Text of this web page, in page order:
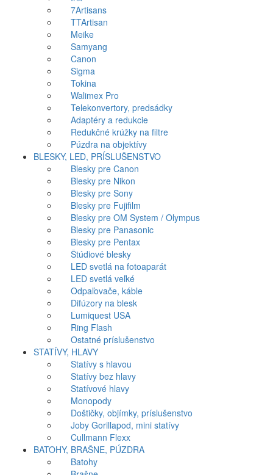
7Artisans
TTArtisan
Meike
Samyang
Canon
Sigma
Tokina
Walimex Pro
Telekonvertory, predsádky
Adaptéry a redukcie
Redukčné krúžky na filtre
Púzdra na objektívy
BLESKY, LED, PRÍSLUŠENSTVO
Blesky pre Canon
Blesky pre Nikon
Blesky pre Sony
Blesky pre Fujifilm
Blesky pre OM System / Olympus
Blesky pre Panasonic
Blesky pre Pentax
Štúdiové blesky
LED svetlá na fotoaparát
LED svetlá veľké
Odpaľovače, káble
Difúzory na blesk
Lumiquest USA
Ring Flash
Ostatné príslušenstvo
STATÍVY, HLAVY
Statívy s hlavou
Statívy bez hlavy
Statívové hlavy
Monopody
Doštičky, objímky, príslušenstvo
Joby Gorillapod, mini statívy
Cullmann Flexx
BATOHY, BRAŠNE, PÚZDRA
Batohy